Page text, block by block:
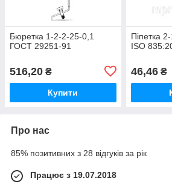
Бюретка 1-2-2-25-0,1
ГОСТ 29251-91
516,20 ₴
Купити
Піпетка
ISO
46,46₴
Про нас
85% позитивних з 28 відгуків за рік
Працює з 19.07.2018